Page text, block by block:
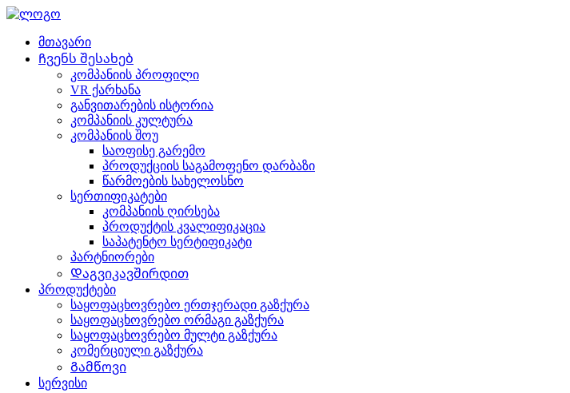
მთავარი
Ჩვენს შესახებ
კომპანიის პროფილი
VR ქარხანა
განვითარების ისტორია
კომპანიის კულტურა
კომპანიის შოუ
საოფისე გარემო
პროდუქციის საგამოფენო დარბაზი
წარმოების სახელოსნო
სერთიფიკატები
კომპანიის ღირსება
პროდუქტის კვალიფიკაცია
საპატენტო სერტიფიკატი
პარტნიორები
Დაგვიკავშირდით
პროდუქტები
საყოფაცხოვრებო ერთჯერადი გაზქურა
საყოფაცხოვრებო ორმაგი გაზქურა
საყოფაცხოვრებო მულტი გაზქურა
კომერციული გაზქურა
Გამწოვი
სერვისი